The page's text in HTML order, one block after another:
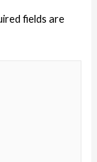
fields are